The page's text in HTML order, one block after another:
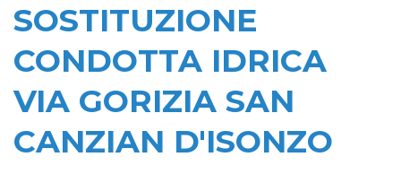
SOSTITUZIONE
CONDOTTA IDRICA
VIA GORIZIA SAN
CANZIAN D'ISONZO